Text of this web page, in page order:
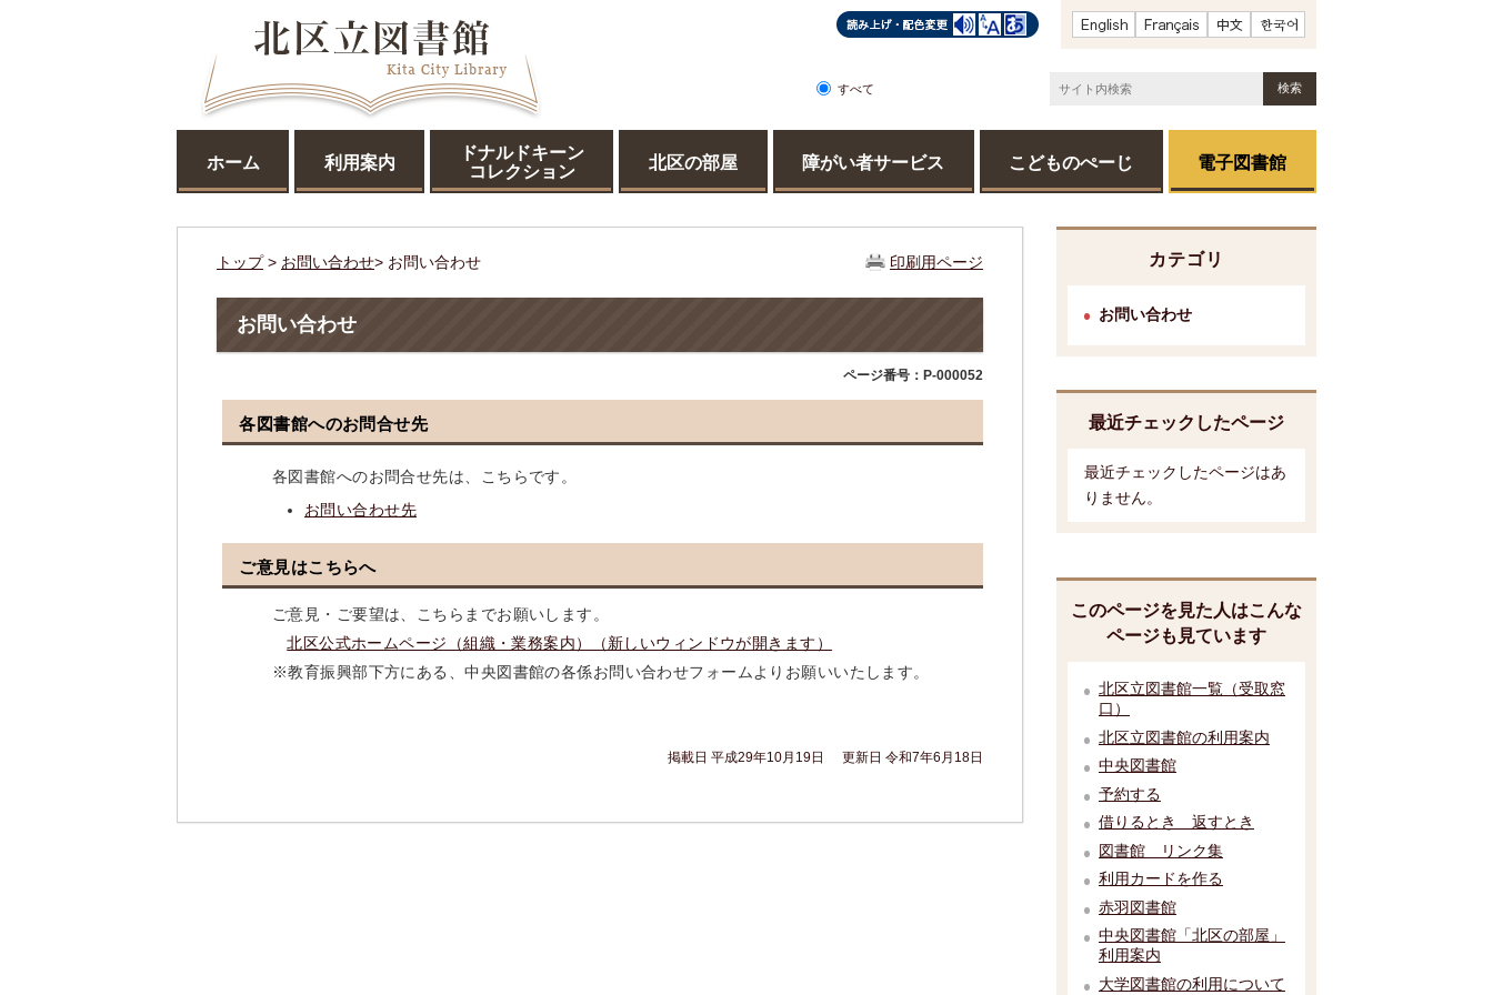
すべて
ホーム 利用案内
ドナルドキーン
コレクション
北区の部屋 障がい者サービス こどものぺーじ 電子図書館
印刷用ページ
トップ> お問い合わせ> お問い合わせ
お問い合わせ
ページ番号：P-000052
各図書館へのお問合せ先
各図書館へのお問合せ先は、こちらです。
お問い合わせ先
ご意見はこちらへ
ご意見・ご要望は、こちらまでお願いします。
北区公式ホームページ（組織・業務案内）（新しいウィンドウが開きます）
※教育振興部下方にある、中央図書館の各係お問い合わせフォームよりお願いいたします。
掲載日 平成29年10月19日 更新日 令和7年6月18日
カテゴリ
お問い合わせ
最近チェックしたページ
最近チェックしたページはあ
りません。
このページを見た人はこんな
ページも見ています
北区立図書館一覧（受取窓
口）
北区立図書館の利用案内
中央図書館
予約する
借りるとき 返すとき
図書館 リンク集
利用カードを作る
赤羽図書館
中央図書館「北区の部屋」
利用案内
大学図書館の利用について